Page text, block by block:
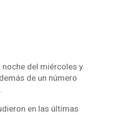
del miércoles y
de un número
en las últimas